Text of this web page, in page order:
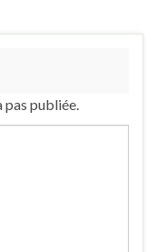
pas publiée.